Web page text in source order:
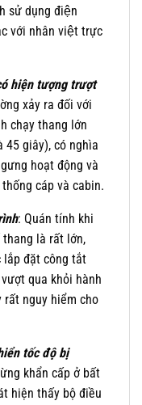
sử dụng điện
với nhân việt trực
hiện tượng trượt
xảy ra đối với
chạy thang lớn
45 giây), có nghìa
hoạt động và
cáp và cabin.
: Quán tính khi
là rất lớn,
lắp đặt công tắt
qua khỏi hành
rất nguy hiểm cho
tốc độ bị
khẩn cấp ở bất
hiện thấy bộ điều